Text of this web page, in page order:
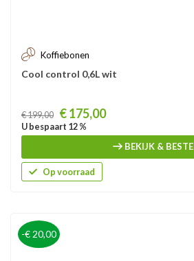
Koffiebonen
Cool control 0,6L wit
Prijs
€ 199,00 € 175,00
U bespaart 12 %
BEKIJK &
Op voorraad
-€ 20,00